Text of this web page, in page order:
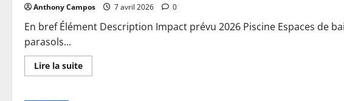
Anthony Campos 7 avril 2026 0
En bref Élément Description Impact prévu 2026 Piscine Espaces de
parasols...
Lire la suiteEn
savoir